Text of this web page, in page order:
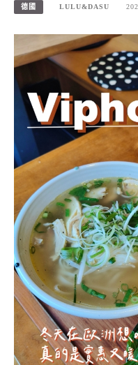
德國 LULU&DASU